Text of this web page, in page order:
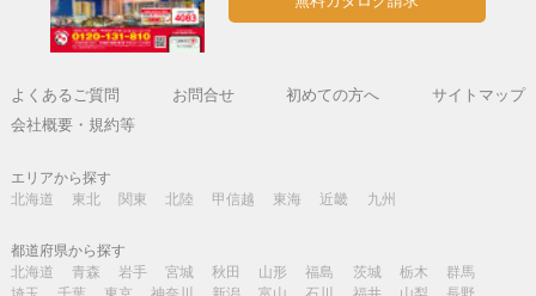
よくあるご質問 お問合せ 初めての方へ
サイトマップ
会社概要・規約等
エリアから探す
北海道
東北 関東 北陸 甲信越 東海 近畿 九州
都道府県から探す
北海道
青森 岩手 宮城 秋田 山形 福島 茨城 栃木
群馬